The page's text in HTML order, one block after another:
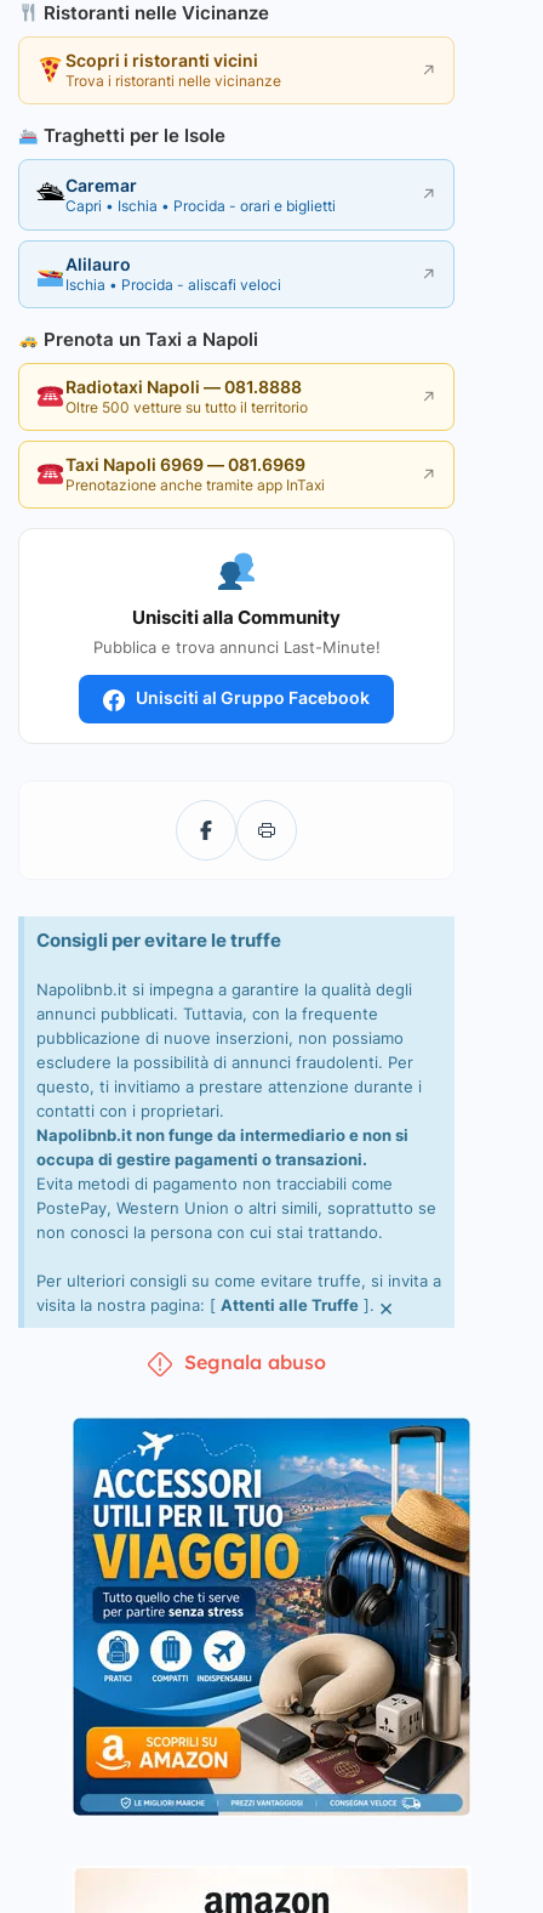
Ristoranti nelle Vicinanze
Scopri i ristoranti vicini
Trova i ristoranti nelle vicinanze ↗
Traghetti per le Isole
🛳Caremar
Capri • Ischia • Procida - orari e biglietti ↗
Alilauro
Ischia • Procida - aliscafi veloci ↗
Prenota un Taxi a Napoli
Radiotaxi Napoli — 081.8888
Oltre 500 vetture su tutto il territorio ↗
Taxi Napoli 6969 — 081.6969
Prenotazione anche tramite app InTaxi ↗
Unisciti alla Community
Pubblica e trova annunci Last-Minute!
Unisciti al Gruppo Facebook
Consigli per evitare le truffe
Napolibnb.it si impegna a garantire la qualità degli
annunci pubblicati. Tuttavia, con la frequente
pubblicazione di nuove inserzioni, non possiamo
escludere la possibilità di annunci fraudolenti. Per
questo, ti invitiamo a prestare attenzione durante i
contatti con i proprietari.
Napolibnb.it non funge da intermediario e non si
occupa di gestire pagamenti o transazioni.
Evita metodi di pagamento non tracciabili come
PostePay, Western Union o altri simili, soprattutto se
non conosci la persona con cui stai trattando.
Per ulteriori consigli su come evitare truffe, si invita a
visita la nostra pagina: [ Attenti alle Truffe ]. ×
Segnala abuso